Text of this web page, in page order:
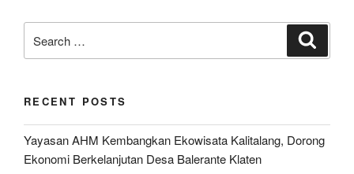
for:
RECENT POSTS
Yayasan AHM Kembangkan Ekowisata Kalitalang, Dorong
Ekonomi Berkelanjutan Desa Balerante Klaten